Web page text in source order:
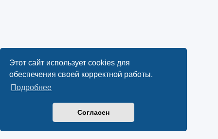
Этот сайт использует cookies для
обеспечения своей корректной работы.
Подробнее
Согласен